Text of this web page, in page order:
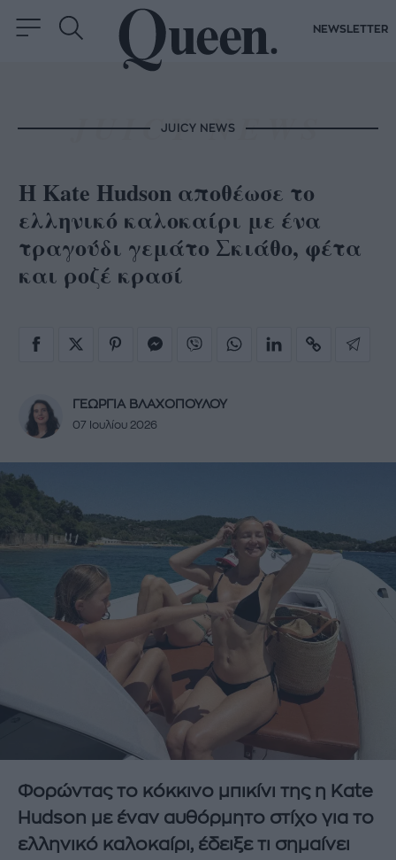
NEWSLETTER
JUICY NEWS
Η Kate Hudson αποθέωσε το
ελληνικό καλοκαίρι με ένα
τραγούδι γεμάτο Σκιάθο, φέτα
και ροζέ κρασί
ΓΕΩΡΓΙΑ ΒΛΑΧΟΠΟΥΛΟΥ
07 Ιουλίου 2026
Φορώντας το κόκκινο μπικίνι της η Kate
Hudson με έναν αυθόρμητο στίχο για το
ελληνικό καλοκαίρι, έδειξε τι σημαίνει